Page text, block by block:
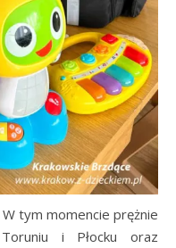
tym momencie prężnie
i Płocku oraz